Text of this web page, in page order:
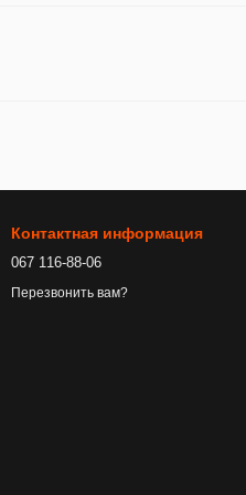
Контактная информация
067 116-88-06
Перезвонить вам?